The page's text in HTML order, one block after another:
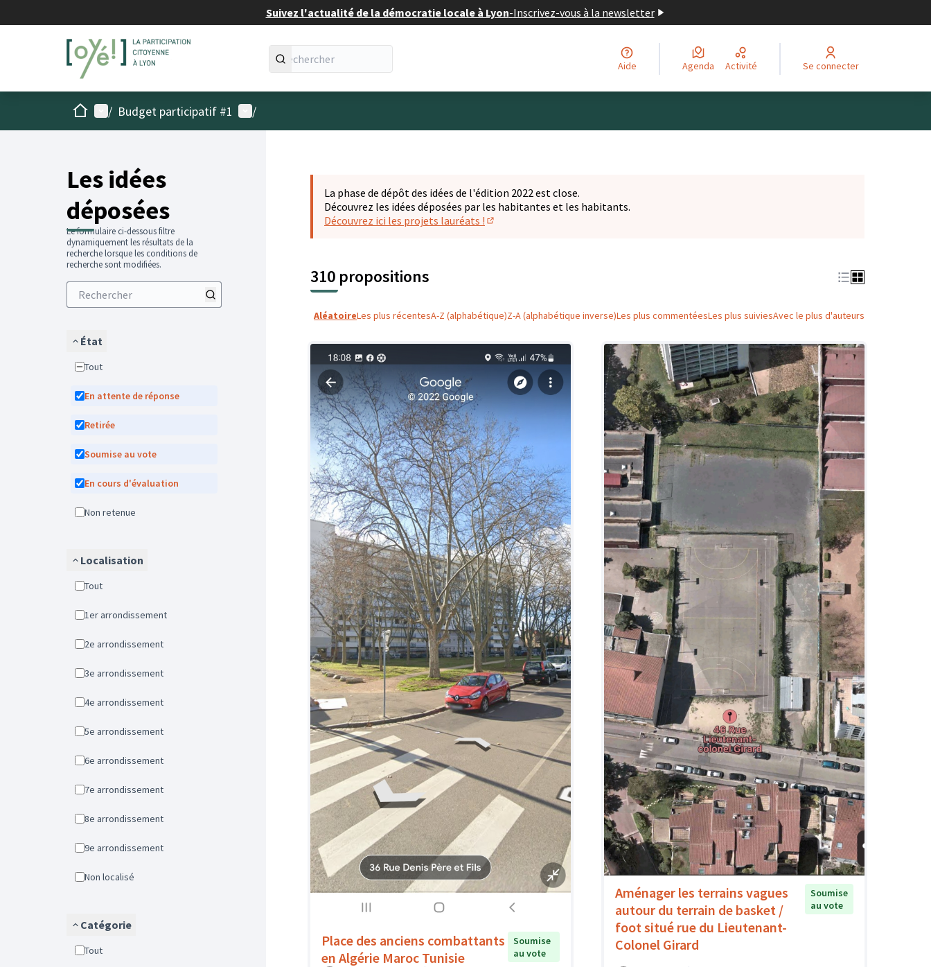
Suivez l'actualité de la démocratie locale à Lyon-Inscrivez-vous à la newsletter
Aide Agenda Activité Se connecter
AccueilMenu principal
/ Budget participatif #1 Menu utilisateur
/
Les idées
déposées
Le formulaire ci-dessous filtre
dynamiquement les résultats de la
recherche lorsque les conditions de
recherche sont modifiées.
État
Tout
En attente de réponse
Retirée
Soumise au vote
En cours d'évaluation
Non retenue
Localisation
Tout
1er arrondissement
2e arrondissement
3e arrondissement
4e arrondissement
5e arrondissement
6e arrondissement
7e arrondissement
8e arrondissement
9e arrondissement
Non localisé
Catégorie
Tout
La phase de dépôt des idées de l'édition 2022 est close.
Découvrez les idées déposées par les habitantes et les habitants.
Découvrez ici les projets lauréats !
310 propositions
AléatoireLes plus récentesA-Z (alphabétique)Z-A (alphabétique inverse)Les plus commentéesLes plus suiviesAvec le plus d'auteurs
Place des anciens combattants
en Algérie Maroc Tunisie
Soumise
au vote
Aménager les terrains vagues
autour du terrain de basket /
foot situé rue du Lieutenant-
Colonel Girard
Soumise
au vote